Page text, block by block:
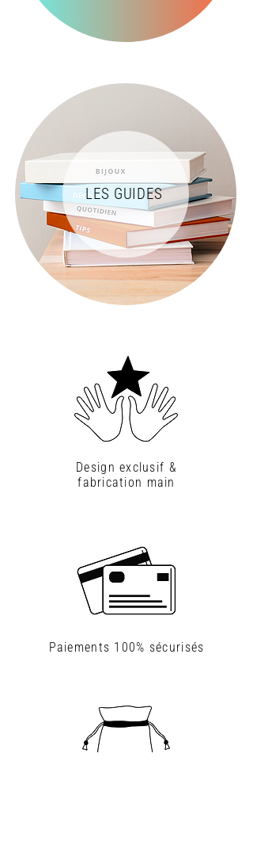
LES GUIDES
Design exclusif &
fabrication main
Paiements 100% sécurisés